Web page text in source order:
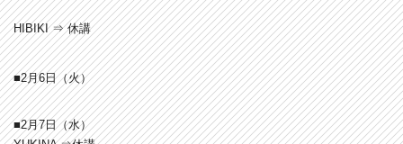
HIBIKI ⇒ 休講
■2月6日（火）
■2月7日（水）